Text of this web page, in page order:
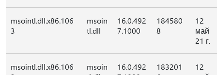
msointl.dll.x86.106
3
msoin
tl.dll
16.0.492
7.1000
184580
8
12
май
21 г.
msointl.dll.x86.106
msoin
16.0.492
183201
12